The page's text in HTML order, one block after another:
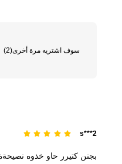
سوف اشتريه مرة أخرى(2)
s***2
بجنن كتيرر حاو خذوه